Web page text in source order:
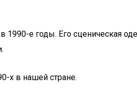
е годы. Его сценическая